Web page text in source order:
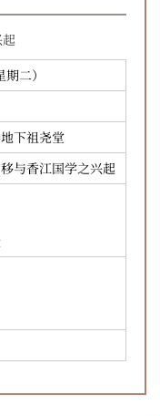
二）
下祖尧堂
与香江国学之兴起